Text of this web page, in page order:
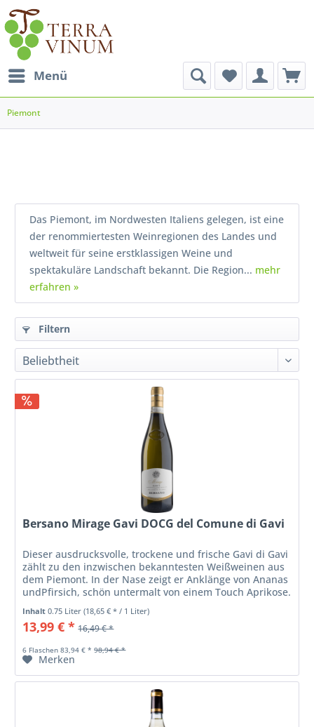
Menü
Piemont
Das Piemont, im Nordwesten Italiens gelegen, ist eine
der renommiertesten Weinregionen des Landes und
weltweit für seine erstklassigen Weine und
spektakuläre Landschaft bekannt. Die Region... mehr
erfahren »
Filtern
Bersano Mirage Gavi DOCG del Comune di Gavi
Dieser ausdrucksvolle, trockene und frische Gavi di Gavi
zählt zu den inzwischen bekanntesten Weißweinen aus
dem Piemont. In der Nase zeigt er Anklänge von Ananas
undPfirsich, schön untermalt von einem Touch Aprikose.
Ein frischer,...
Inhalt0.75 Liter(18,65 € * / 1 Liter)
13,99 € * 16,49 € *
6 Flaschen 83,94 € * 98,94 € *
Merken